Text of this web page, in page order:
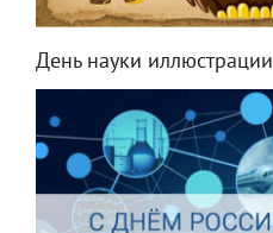
День науки иллюстрации